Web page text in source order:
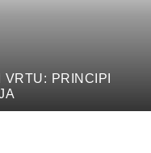
PRINCIPI